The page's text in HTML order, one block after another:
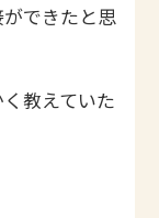
できたと思
教えていた